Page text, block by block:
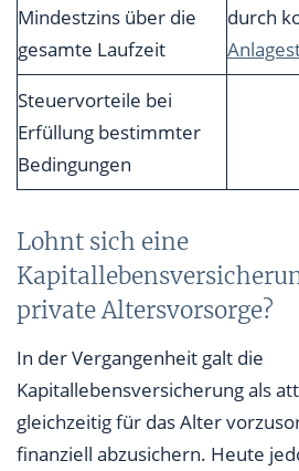
Mindestzins über die
gesamte Laufzeit
durch
Steuervorteile bei
Erfüllung bestimmter
Bedingungen
Lohnt sich eine
private Altersvorsorge?
In der Vergangenheit galt die
Kapitallebensversicherung als
gleichzeitig für das Alter
finanziell abzusichern. Heute